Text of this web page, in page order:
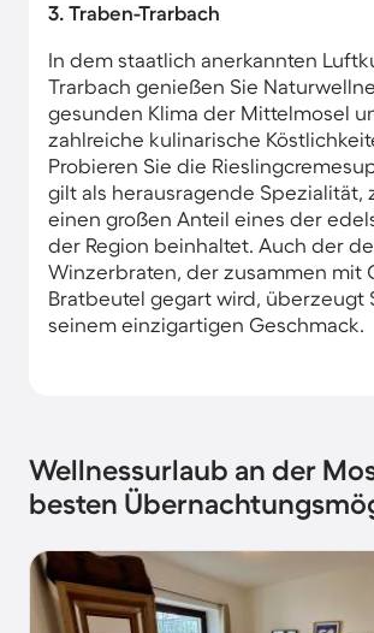
3. Traben-Trarbach
In dem staatlich anerkannten
Trarbach genießen Sie
gesunden Klima der Mittelmosel
zahlreiche kulinarische
Probieren Sie die
gilt als herausragende Spezialität,
einen großen Anteil eines der
der Region beinhaltet. Auch der
Winzerbraten, der zusammen mit
Bratbeutel gegart wird, überzeugt
seinem einzigartigen Geschmack.
Wellnessurlaub an der
besten